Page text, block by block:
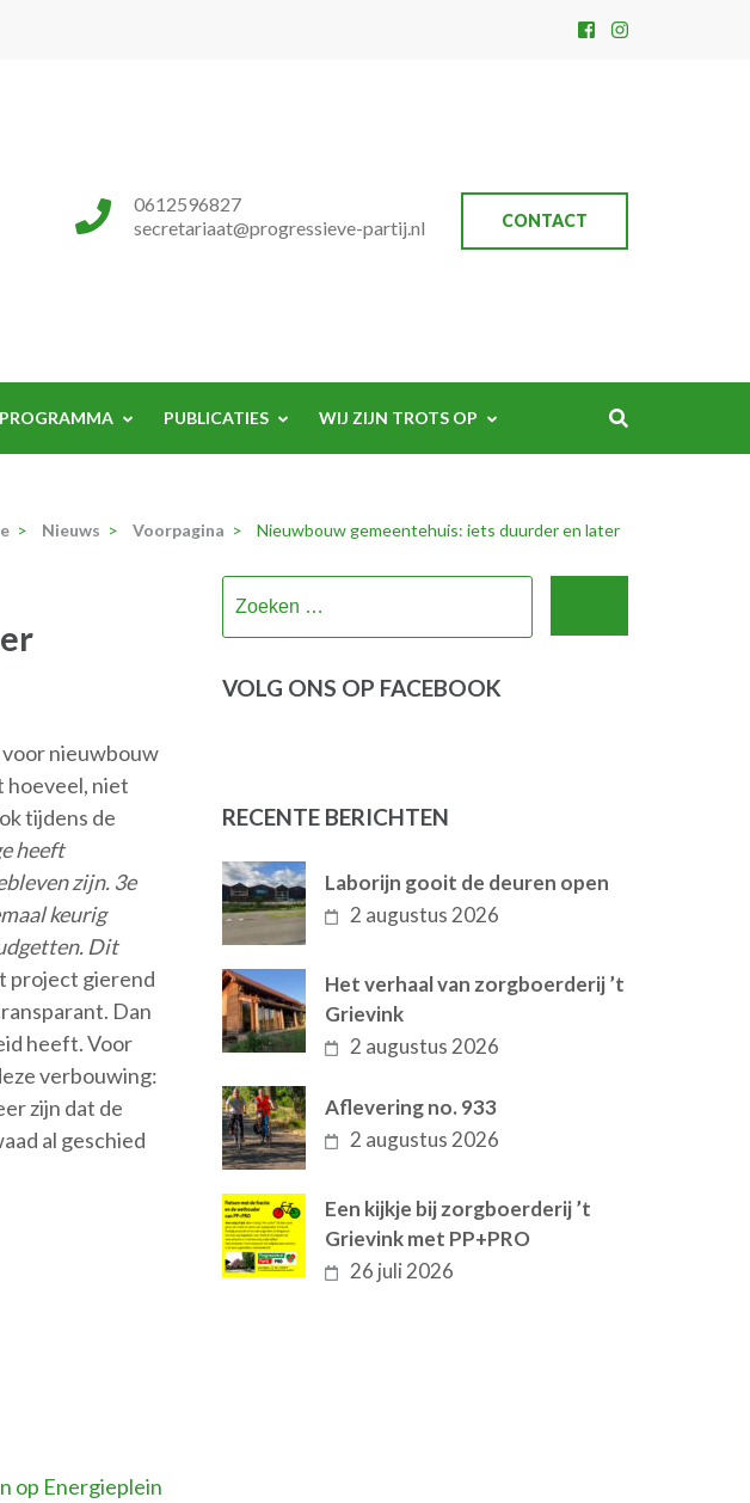
CONTACT
0612596827
secretariaat@progressieve-partij.nl
PROGRAMMA PUBLICATIES WIJ ZIJN TROTS OP
> Nieuws > Voorpagina > Nieuwbouw gemeentehuis: iets duurder en later
nieuwbouw
hoeveel, niet
tijdens de
heeft
zijn. 3e
keurig
Dit
project gierend
Dan
heeft. Voor
verbouwing:
zijn dat de
al geschied
op Energieplein
VOLG ONS OP FACEBOOK
RECENTE BERICHTEN
Laborijn gooit de deuren open
2 augustus 2026
Het verhaal van zorgboerderij ’t
Grievink
2 augustus 2026
Aflevering no. 933
2 augustus 2026
Een kijkje bij zorgboerderij ’t
Grievink met PP+PRO
26 juli 2026